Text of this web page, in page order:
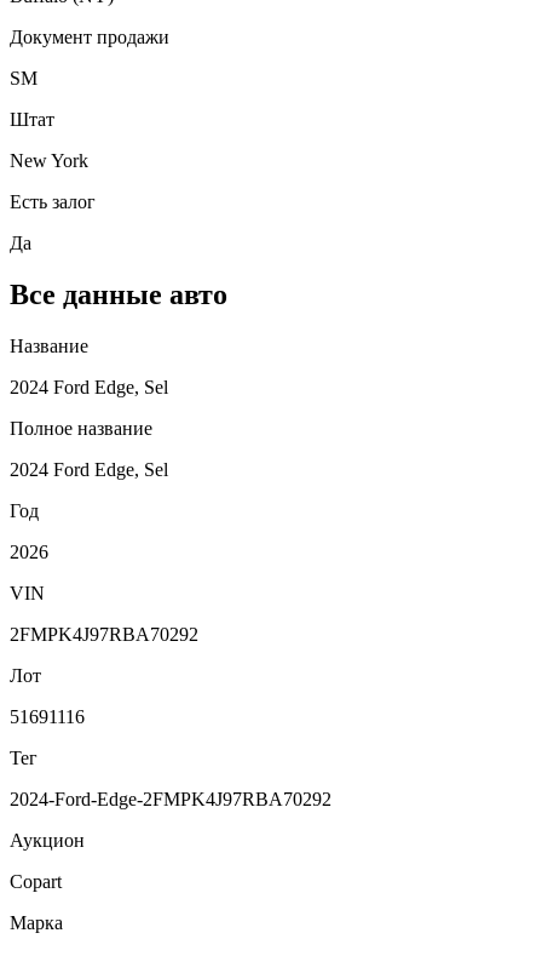
Документ продажи
SM
Штат
New York
Есть залог
Да
Все данные авто
Название
2024 Ford Edge, Sel
Полное название
2024 Ford Edge, Sel
Год
2026
VIN
2FMPK4J97RBA70292
Лот
51691116
Тег
2024-Ford-Edge-2FMPK4J97RBA70292
Аукцион
Copart
Марка